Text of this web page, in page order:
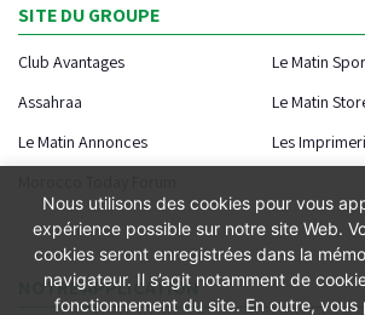
SITE DU GROUPE
Club Avantages
Le Matin
Assahraa
Le Matin
Le Matin Annonces
Les
NOTRE APPLICATION
Nous utilisons des cookies pour vous
expérience possible sur notre site Web.
cookies seront enregistrées dans la
navigateur. Il s’agit notamment de
fonctionnement du site. En outre,